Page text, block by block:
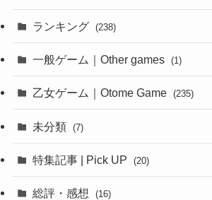
(1)
(1)
(6)
ランキング (238)
一般ゲーム｜Other games (1)
(1)
乙女ゲーム｜Otome Game (235)
未分類 (7)
特集記事 | Pick UP (20)
総評・感想 (16)